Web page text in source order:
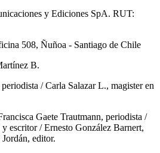
y Ediciones SpA. RUT:
508, Ñuñoa - Santiago de Chile
B.
/ Carla Salazar L., magister en
Gaete Trautmann, periodista /
escritor / Ernesto González Barnert,
Jordán, editor.